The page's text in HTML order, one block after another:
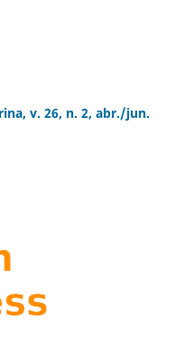
v. 26, n. 2, abr./jun.